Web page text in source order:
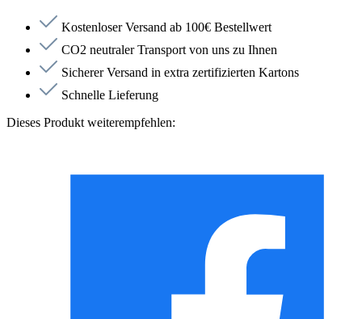
Kostenloser Versand ab 100€ Bestellwert
CO2 neutraler Transport von uns zu Ihnen
Sicherer Versand in extra zertifizierten Kartons
Schnelle Lieferung
Dieses Produkt weiterempfehlen: